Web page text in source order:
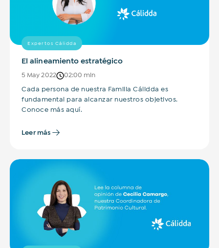
Expertos Cálidda
El alineamiento estratégico
5 May 2022 02:00 min
Cada persona de nuestra Familia Cálidda es
fundamental para alcanzar nuestros objetivos.
Conoce más aquí.
Leer más